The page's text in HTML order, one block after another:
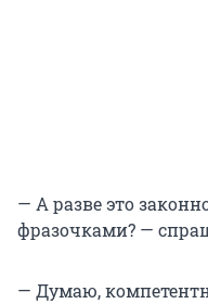
— А разве это
фразочками? —
— Думаю,